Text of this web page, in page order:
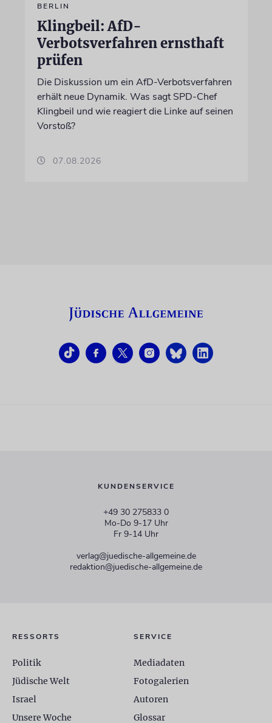
BERLIN
Klingbeil: AfD-
Verbotsverfahren ernsthaft
prüfen
Die Diskussion um ein AfD-Verbotsverfahren
erhält neue Dynamik. Was sagt SPD-Chef
Klingbeil und wie reagiert die Linke auf seinen
Vorstoß?
07.08.2026
KUNDENSERVICE
+49 30 275833 0
Mo-Do 9-17 Uhr
Fr 9-14 Uhr
verlag@juedische-allgemeine.de
redaktion@juedische-allgemeine.de
RESSORTS
Politik
Jüdische Welt
Israel
Unsere Woche
SERVICE
Mediadaten
Fotogalerien
Autoren
Glossar